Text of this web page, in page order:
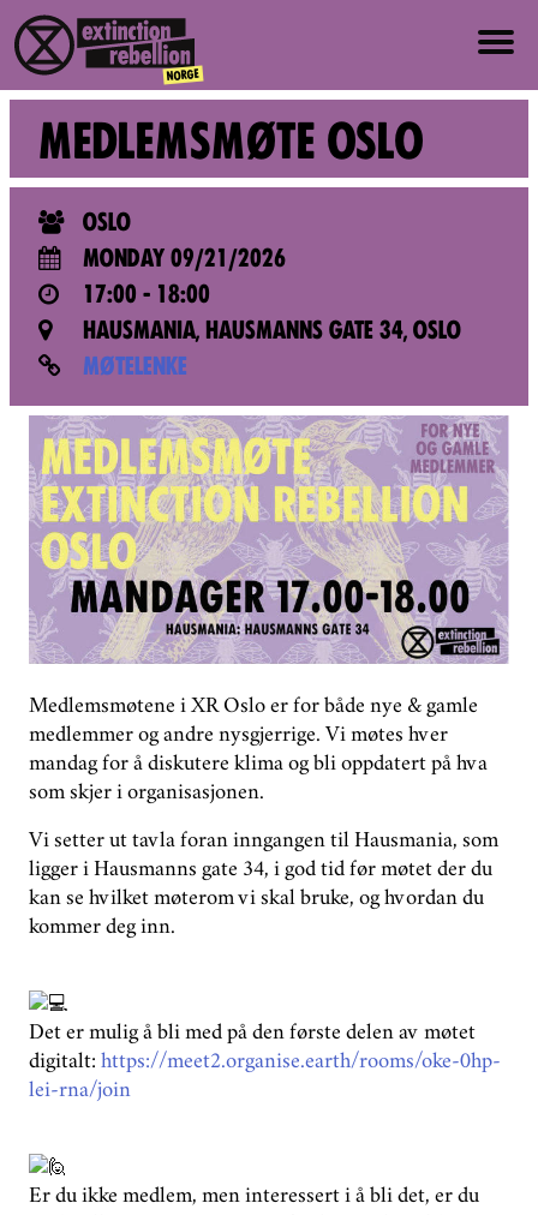
ABOUT US
ABOUT XR NORWAY
VALUES AND PRINCIPLES
JOIN
NEWS
PRESS
EVENTS
GROUPS
DONATE
PHASE OUT NORWAY
NORWEGIAN
MEDLEMSMØTE OSLO
OSLO
MONDAY 09/21/2026
17:00 - 18:00
HAUSMANIA, HAUSMANNS GATE 34, OSLO
MØTELENKE
Medlemsmøtene i XR Oslo er for både nye & gamle
medlemmer og andre nysgjerrige. Vi møtes hver
mandag for å diskutere klima og bli oppdatert på hva
som skjer i organisasjonen.
Vi setter ut tavla foran inngangen til Hausmania, som
ligger i Hausmanns gate 34, i god tid før møtet der du
kan se hvilket møterom vi skal bruke, og hvordan du
kommer deg inn.
Det er mulig å bli med på den første delen av møtet
digitalt: https://meet2.organise.earth/rooms/oke-0hp-
lei-rna/join
Er du ikke medlem, men interessert i å bli det, er du